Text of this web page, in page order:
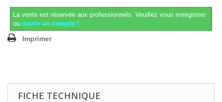
La vente est réservée aux professionnels. Veuillez vous enregistrer
ou ouvrir un compte !
Imprimer
FICHE TECHNIQUE